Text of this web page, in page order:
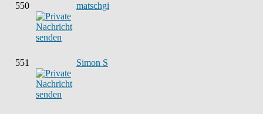
550 matschgi
551 Simon S